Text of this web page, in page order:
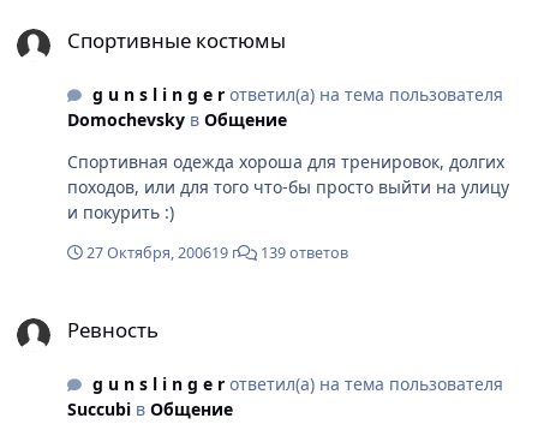
Спортивные костюмы
g u n s l i n g e rответил(а) на тема пользователя
Domochevsky в Общение
Спортивная одежда хороша для тренировок, долгих
походов, или для того что-бы просто выйти на улицу
и покурить :)
27 Октября, 200619 г 139 ответов
Ревность
g u n s l i n g e rответил(а) на тема пользователя
Succubi в Общение